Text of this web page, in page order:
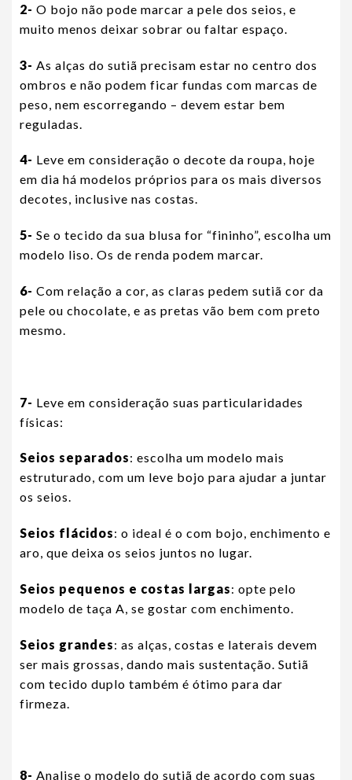
2- O bojo não pode marcar a pele dos seios, e
muito menos deixar sobrar ou faltar espaço.
3- As alças do sutiã precisam estar no centro dos
ombros e não podem ficar fundas com marcas de
peso, nem escorregando – devem estar bem
reguladas.
4- Leve em consideração o decote da roupa, hoje
em dia há modelos próprios para os mais diversos
decotes, inclusive nas costas.
5- Se o tecido da sua blusa for “fininho”, escolha um
modelo liso. Os de renda podem marcar.
6- Com relação a cor, as claras pedem sutiã cor da
pele ou chocolate, e as pretas vão bem com preto
mesmo.
7- Leve em consideração suas particularidades
físicas:
Seios separados: escolha um modelo mais
estruturado, com um leve bojo para ajudar a juntar
os seios.
Seios flácidos: o ideal é o com bojo, enchimento e
aro, que deixa os seios juntos no lugar.
Seios pequenos e costas largas: opte pelo
modelo de taça A, se gostar com enchimento.
Seios grandes: as alças, costas e laterais devem
ser mais grossas, dando mais sustentação. Sutiã
com tecido duplo também é ótimo para dar
firmeza.
8- Analise o modelo do sutiã de acordo com suas